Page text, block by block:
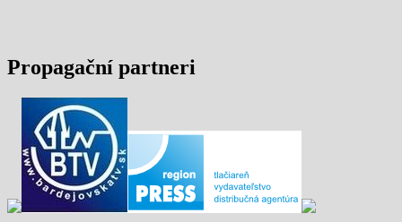
Propagační partneri